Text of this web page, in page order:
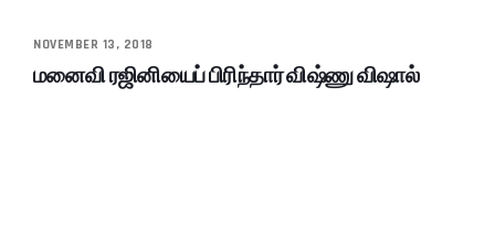
NOVEMBER 13, 2018
மனைவி ரஜினியைப் பிரிந்தார் விஷ்ணு விஷால்